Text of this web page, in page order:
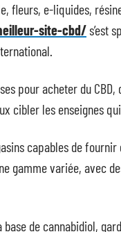
fleurs, e-liquides,
site-cbd/s’est
pour acheter du
cibler les enseignes
capables de
gamme variée, avec
de cannabidiol,